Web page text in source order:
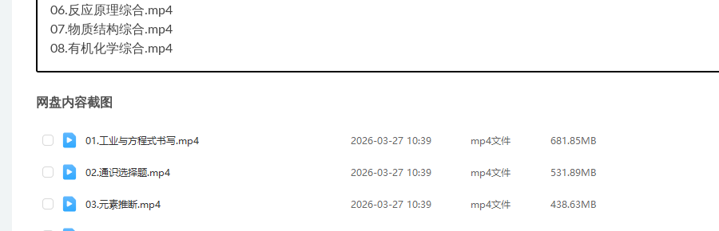
06.反应原理综合.mp4
07.物质结构综合.mp4
08.有机化学综合.mp4
网盘内容截图